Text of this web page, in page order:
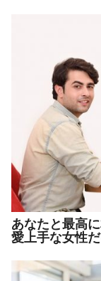
あなたと最高
愛上手な女性